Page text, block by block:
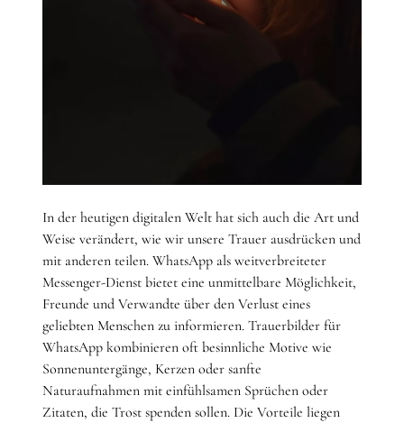
In der heutigen digitalen Welt hat sich auch die Art und
Weise verändert, wie wir unsere Trauer ausdrücken und
mit anderen teilen. WhatsApp als weitverbreiteter
Messenger-Dienst bietet eine unmittelbare Möglichkeit,
Freunde und Verwandte über den Verlust eines
geliebten Menschen zu informieren. Trauerbilder für
WhatsApp kombinieren oft besinnliche Motive wie
Sonnenuntergänge, Kerzen oder sanfte
Naturaufnahmen mit einfühlsamen Sprüchen oder
Zitaten, die Trost spenden sollen. Die Vorteile liegen